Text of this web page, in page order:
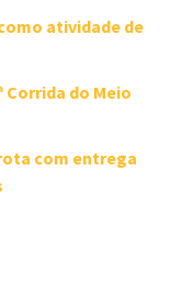
atividade de
Corrida do Meio
com entrega